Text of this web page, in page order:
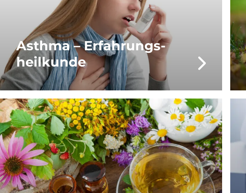
Asthma – Erfahrungs­
heilkunde